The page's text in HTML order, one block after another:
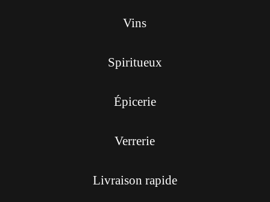
Vins
Spiritueux
Épicerie
Verrerie
Livraison rapide